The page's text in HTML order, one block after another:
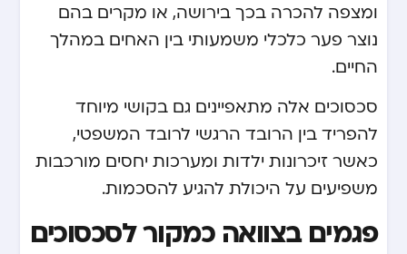
ומצפה להכרה בכך בירושה, או מקרים בהם
נוצר פער כלכלי משמעותי בין האחים במהלך
החיים.
סכסוכים אלה מתאפיינים גם בקושי מיוחד
להפריד בין הרובד הרגשי לרובד המשפטי,
כאשר זיכרונות ילדות ומערכות יחסים מורכבות
משפיעים על היכולת להגיע להסכמות.
פגמים בצוואה כמקור לסכסוכים